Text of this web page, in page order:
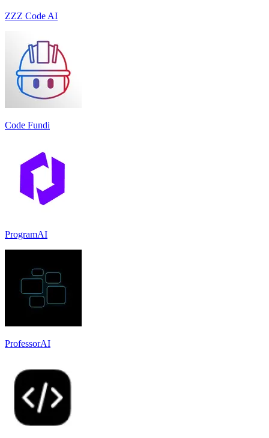
ZZZ Code AI
Code Fundi
ProgramAI
ProfessorAI